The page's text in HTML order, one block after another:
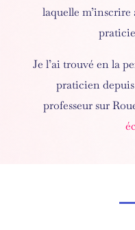
laquelle
Je l’ai trouvé en la
praticien
professeur sur